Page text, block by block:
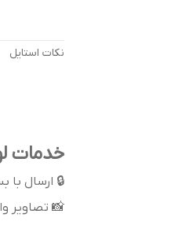
نکات استایل
خدمات
🔒 ارسال با
📸 تصاویر